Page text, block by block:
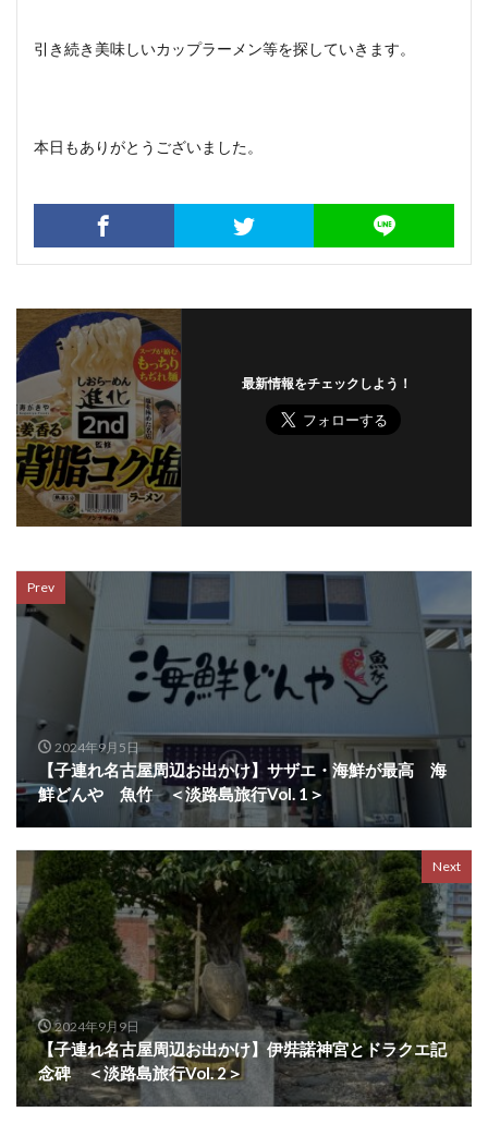
引き続き美味しいカップラーメン等を探していきます。
本日もありがとうございました。
最新情報をチェックしよう！
Prev
2024年9月5日
【子連れ名古屋周辺お出かけ】サザエ・海鮮が最高 海
鮮どんや 魚竹 ＜淡路島旅行Vol. 1＞
Next
2024年9月9日
【子連れ名古屋周辺お出かけ】伊弉諾神宮とドラクエ記
念碑 ＜淡路島旅行Vol. 2＞